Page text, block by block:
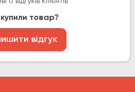
товар?
відгук